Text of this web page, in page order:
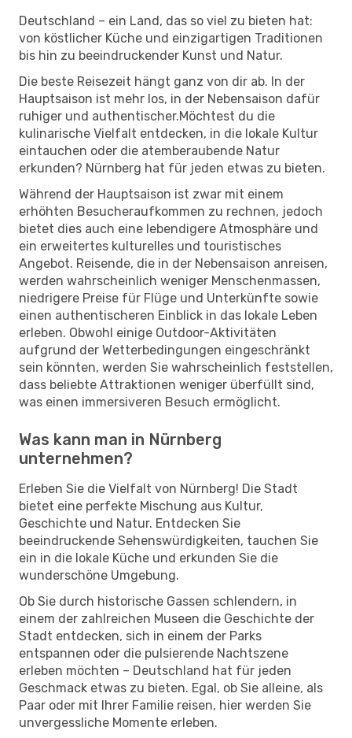
Deutschland – ein Land, das so viel zu bieten hat:
von köstlicher Küche und einzigartigen Traditionen
bis hin zu beeindruckender Kunst und Natur.
Die beste Reisezeit hängt ganz von dir ab. In der
Hauptsaison ist mehr los, in der Nebensaison dafür
ruhiger und authentischer.Möchtest du die
kulinarische Vielfalt entdecken, in die lokale Kultur
eintauchen oder die atemberaubende Natur
erkunden? Nürnberg hat für jeden etwas zu bieten.
Während der Hauptsaison ist zwar mit einem
erhöhten Besucheraufkommen zu rechnen, jedoch
bietet dies auch eine lebendigere Atmosphäre und
ein erweitertes kulturelles und touristisches
Angebot. Reisende, die in der Nebensaison anreisen,
werden wahrscheinlich weniger Menschenmassen,
niedrigere Preise für Flüge und Unterkünfte sowie
einen authentischeren Einblick in das lokale Leben
erleben. Obwohl einige Outdoor-Aktivitäten
aufgrund der Wetterbedingungen eingeschränkt
sein könnten, werden Sie wahrscheinlich feststellen,
dass beliebte Attraktionen weniger überfüllt sind,
was einen immersiveren Besuch ermöglicht.
Was kann man in Nürnberg
unternehmen?
Erleben Sie die Vielfalt von Nürnberg! Die Stadt
bietet eine perfekte Mischung aus Kultur,
Geschichte und Natur. Entdecken Sie
beeindruckende Sehenswürdigkeiten, tauchen Sie
ein in die lokale Küche und erkunden Sie die
wunderschöne Umgebung.
Ob Sie durch historische Gassen schlendern, in
einem der zahlreichen Museen die Geschichte der
Stadt entdecken, sich in einem der Parks
entspannen oder die pulsierende Nachtszene
erleben möchten – Deutschland hat für jeden
Geschmack etwas zu bieten. Egal, ob Sie alleine, als
Paar oder mit Ihrer Familie reisen, hier werden Sie
unvergessliche Momente erleben.